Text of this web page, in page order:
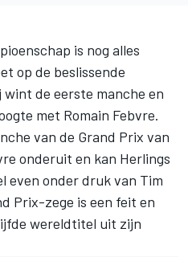
is nog alles
op de beslissende
de eerste manche en
met Romain Febvre.
van de Grand Prix van
onderuit en kan Herlings
even onder druk van Tim
Prix-zege is een feit en
wereldtitel uit zijn